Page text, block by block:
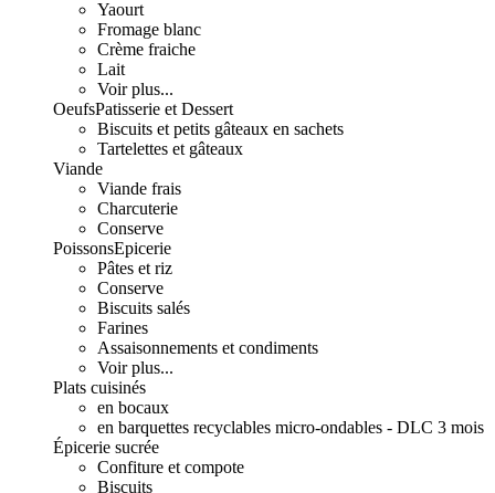
Yaourt
Fromage blanc
Crème fraiche
Lait
Voir plus...
OeufsPatisserie et Dessert
Biscuits et petits gâteaux en sachets
Tartelettes et gâteaux
Viande
Viande frais
Charcuterie
Conserve
PoissonsEpicerie
Pâtes et riz
Conserve
Biscuits salés
Farines
Assaisonnements et condiments
Voir plus...
Plats cuisinés
en bocaux
en barquettes recyclables micro-ondables - DLC 3 mois
Épicerie sucrée
Confiture et compote
Biscuits